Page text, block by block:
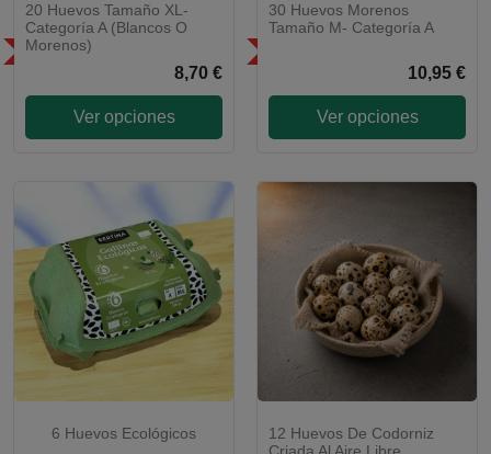
SÓLO EN LA COMUNIDAD DE
20 Huevos Tamaño XL-
Categoría A (Blancos O
Morenos)
8,70 €
Ver opciones
30 Huevos Morenos
Tamaño M- Categoría A
10,95 €
Ver opciones
6 Huevos Ecológicos
12 Huevos De Codorniz
Criada Al Aire Libre